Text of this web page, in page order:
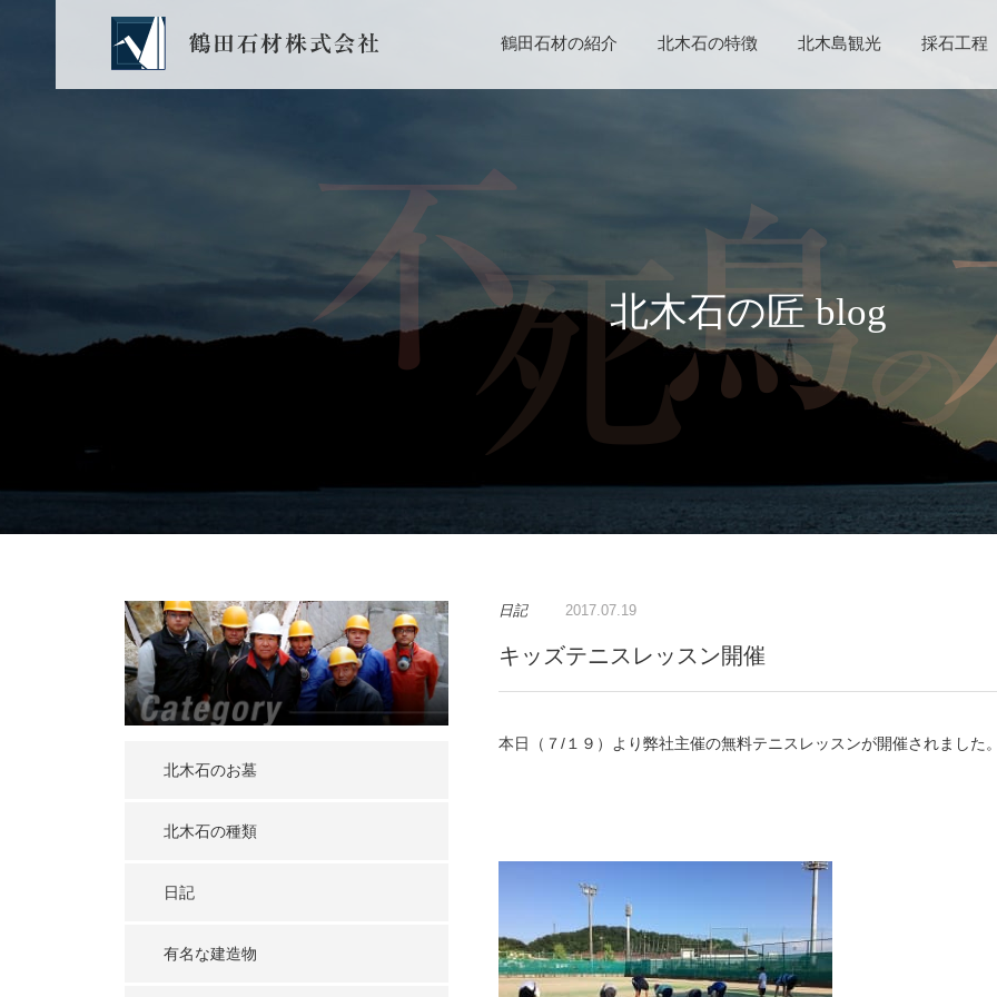
鶴田石材の紹介 北木石の特徴 北木島観光 採石工程
北木石の匠 blog
日記 2017.07.19
キッズテニスレッスン開催
本日（７/１９）より弊社主催の無料テニスレッスンが開催されました
北木石のお墓
北木石の種類
日記
有名な建造物